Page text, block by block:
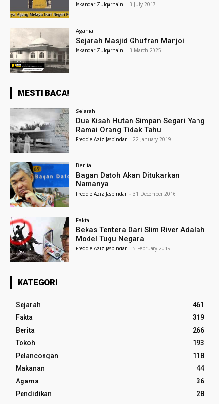
Iskandar Zulqarnain - 3 July 2017
Agama
Sejarah Masjid Ghufran Manjoi
Iskandar Zulqarnain - 3 March 2025
MESTI BACA!
Sejarah
Dua Kisah Hutan Simpan Segari Yang
Ramai Orang Tidak Tahu
Freddie Aziz Jasbindar - 22 January 2019
Berita
Bagan Datoh Akan Ditukarkan
Namanya
Freddie Aziz Jasbindar - 31 December 2016
Fakta
Bekas Tentera Dari Slim River Adalah
Model Tugu Negara
Freddie Aziz Jasbindar - 5 February 2019
KATEGORI
Sejarah
461
Fakta
319
Berita
266
Tokoh
193
Pelancongan
118
Makanan
44
Agama
36
Pendidikan
28